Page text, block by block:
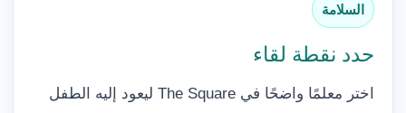
السلامة
حدد نقطة لقاء
اختر معلمًا واضحًا في The Square ليعود إليه الطفل